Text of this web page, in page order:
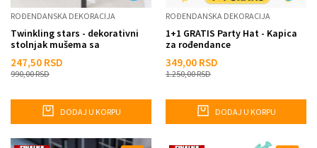
ROĐENDANSKA DEKORACIJA
Twinkling stars - dekorativni
stolnjak mušema sa
247,50 RSD
990,00RSD
DODAJ U KORPU
ROĐENDANSKA DEKORACIJA
1+1 GRATIS Party Hat - Kapica
za rođendance
349,00 RSD
1.250,00RSD
DODAJ U KORPU